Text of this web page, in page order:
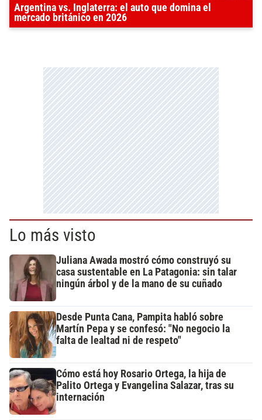
Argentina vs. Inglaterra: el auto que domina el
mercado británico en 2026
Lo más visto
Juliana Awada mostró cómo construyó su
casa sustentable en La Patagonia: sin talar
ningún árbol y de la mano de su cuñado
Desde Punta Cana, Pampita habló sobre
Martín Pepa y se confesó: "No negocio la
falta de lealtad ni de respeto"
Cómo está hoy Rosario Ortega, la hija de
Palito Ortega y Evangelina Salazar, tras su
internación